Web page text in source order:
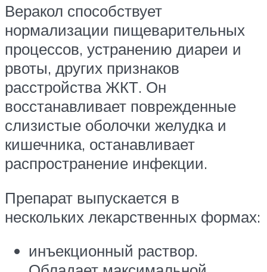
Веракол способствует
нормализации пищеварительных
процессов, устранению диареи и
рвоты, других признаков
расстройства ЖКТ. Он
восстанавливает поврежденные
слизистые оболочки желудка и
кишечника, останавливает
распространение инфекции.
Препарат выпускается в
нескольких лекарственных формах:
инъекционный раствор.